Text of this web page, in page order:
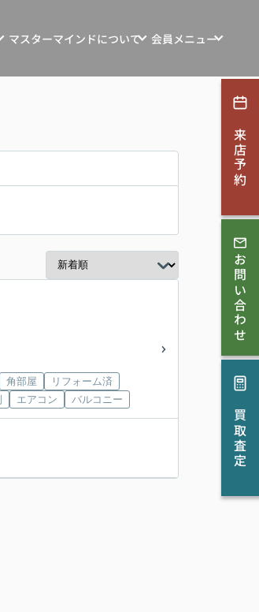
物件売買
マスターマインドについて
マスターマインドの想い
お知らせ
会社概要
スタッフブログ
会員メニュー
新規会員登録
来店予約
お問い合わせ
買取査定
角部屋
リフォーム済
エアコン バルコニー